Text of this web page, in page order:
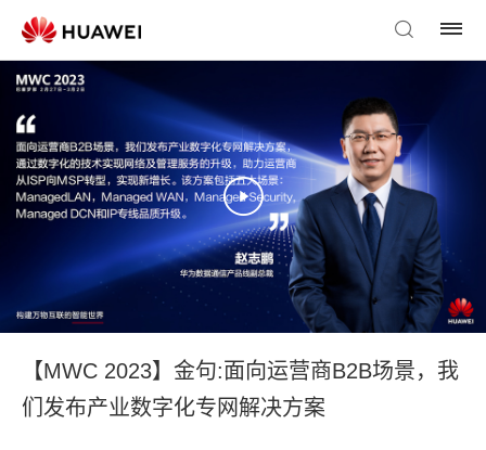
【MWC 2023】金句:面向运营商B2B场景，我
们发布产业数字化专网解决方案